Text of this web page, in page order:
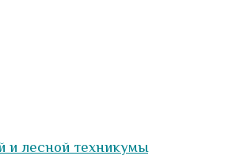
и лесной техникумы